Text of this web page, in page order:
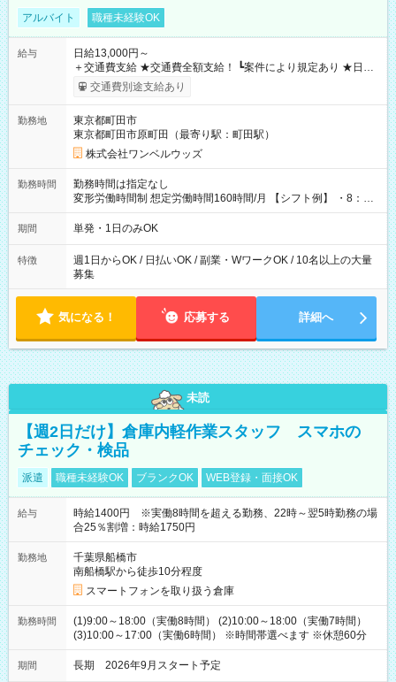
アルバイト 職種未経験OK
給与
日給13,000円～
＋交通費支給 ★交通費全額支給！ ┗案件により規定あり ★日払
いOK！（規定あり） ┗働いたその日に現金GET♪ お仕事後はコ
ンビニATMから 日払い分を引き落とせます！ 【試用期間】試
交通費別途支給あり
勤務地
東京都町田市
東京都町田市原町田（最寄り駅：町田駅）
株式会社ワンベルウッズ
勤務時間
勤務時間は指定なし
変形労働時間制 想定労働時間160時間/月 【シフト例】 ・8：00
～21：00
期間 単発・1日のみOK
特徴
週1日からOK / 日払いOK / 副業・WワークOK / 10名以上の大量
募集
気になる！ 応募する 詳細へ
未読
【週2日だけ】倉庫内軽作業スタッフ スマホの
チェック・検品
派遣 職種未経験OK ブランクOK WEB登録・面接OK
給与
時給1400円 ※実働8時間を超える勤務、22時～翌5時勤務の場
合25％割増：時給1750円
勤務地
千葉県船橋市
南船橋駅から徒歩10分程度
スマートフォンを取り扱う倉庫
勤務時間
(1)9:00～18:00（実働8時間） (2)10:00～18:00（実働7時間）
(3)10:00～17:00（実働6時間） ※時間帯選べます ※休憩60分
期間 長期 2026年9月スタート予定